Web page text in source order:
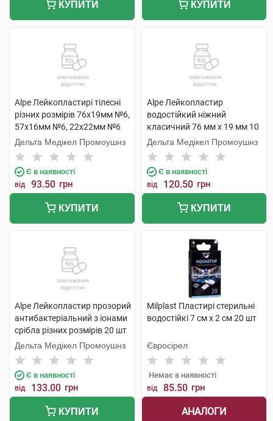
КУПИТИ КУПИТИ
Alpe Лейкопластирі тілесні
різних розмірів 76х19мм №6,
57х16мм №6, 22х22мм №6
18 шт
Дельта Медікел Промоушнз
Є в наявності
від 93.50 грн
КУПИТИ
Alpe Лейкопластир
водостійкий ніжний
класичний 76 мм x 19 мм 10
шт
Дельта Медікел Промоушнз
Є в наявності
від 120.50 грн
КУПИТИ
Alpe Лейкопластир прозорий
антибактеріальний з іонами
срібла різних розмірів 20 шт
Дельта Медікел Промоушнз
Є в наявності
від 133.00 грн
КУПИТИ
Milplast Пластирі стерильні
водостійкі 7 см х 2 см 20 шт
Євросірел
Немає в наявності
від 85.50 грн
АНАЛОГИ